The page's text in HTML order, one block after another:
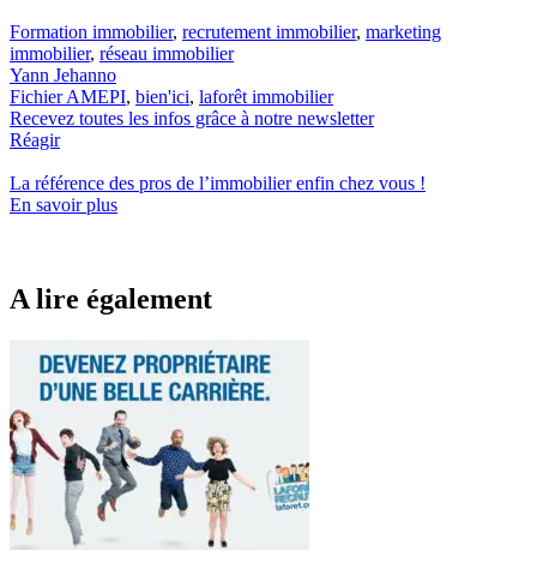
Formation immobilier, recrutement immobilier, marketing
immobilier, réseau immobilier
Yann Jehanno
Fichier AMEPI, bien'ici, laforêt immobilier
Recevez toutes les infos grâce à notre newsletter
Réagir
La référence des pros de l’immobilierenfin chez vous !
En savoir plus
A lire également